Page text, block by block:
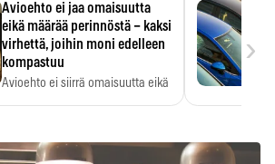
Avioehto ei jaa omaisuutta
eikä määrää perinnöstä – kaksi
virhettä, joihin moni edelleen
kompastuu
Avioehto ei siirrä omaisuutta eikä
›